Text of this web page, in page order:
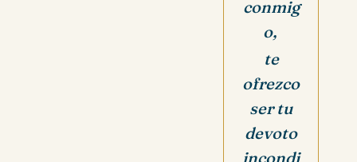
conmig
o,
te
ofrezco
ser tu
devoto
incondi